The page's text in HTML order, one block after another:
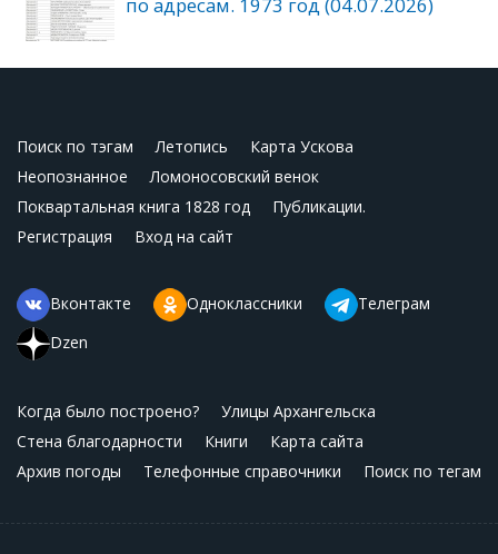
Поиск по тэгам Летопись
Карта Ускова
Неопознанное
Ломоносовский венок
Поквартальная книга 1828 год
Публикации.
Регистрация
Вход на сайт
Вконтакте Одноклассники
Телеграм
Dzen
Когда было построено?
Улицы Архангельска
Стена благодарности
Книги
Карта сайта
Архив погоды
Телефонные справочники Поиск по тегам